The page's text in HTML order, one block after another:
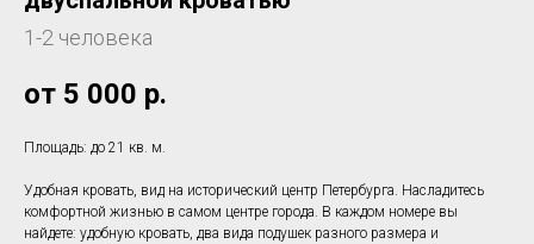
1-2 человека
от 5 000 р.
Площадь: до 21 кв. м.
Удобная кровать, вид на исторический центр Петербурга. Насладитесь
комфортной жизнью в самом центре города. В каждом номере вы
найдете: удобную кровать, два вида подушек разного размера и